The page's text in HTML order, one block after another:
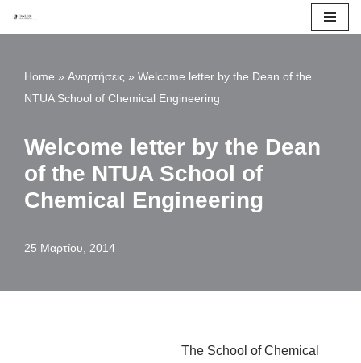
Home » Αναρτήσεις » Welcome letter by the Dean of the
NTUA School of Chemical Engineering
Welcome letter by the Dean
of the NTUA School of
Chemical Engineering
25 Μαρτίου, 2014
The School of Chemical